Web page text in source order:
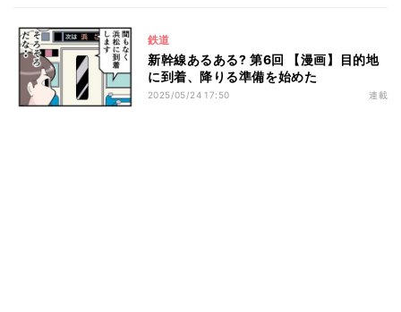
鉄道
新幹線あるある? 第6回 【漫画】目的地
に到着、降りる準備を始めた
2025/05/24 17:50 連載